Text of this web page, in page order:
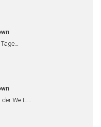
der Welt…..